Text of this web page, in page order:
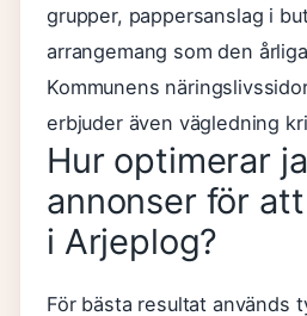
grupper, pappersanslag i
arrangemang som den
Kommunens
erbjuder även vägledning
Hur optimerar
annonser för
i Arjeplog?
För bästa resultat används